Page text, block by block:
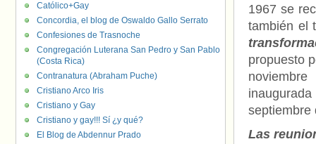
1967 se
también el
propuesto
septiembre
Las
Católico+Gay
Concordia, el blog de Oswaldo Gallo Serrato
Confesiones de Trasnoche
Congregación Luterana San Pedro y San Pablo
(Costa Rica)
Contranatura (Abraham Puche)
Cristiano Arco Iris
Cristiano y Gay
Cristiano y gay!!! Sí ¿y qué?
El Blog de Abdennur Prado